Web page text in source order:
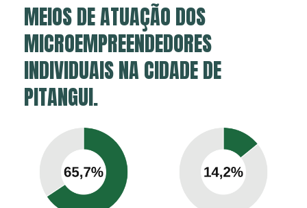
MEIOS DE ATUAÇÃO DOS
MICROEMPREENDEDORES
INDIVIDUAIS NA CIDADE DE
PITANGUI.